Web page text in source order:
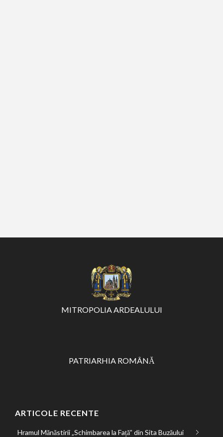
MITROPOLIA ARDEALULUI
PATRIARHIA ROMÂNĂ
ARTICOLE RECENTE
Hramul Mănăstirii „Schimbarea la Față” din Sita Buzăului